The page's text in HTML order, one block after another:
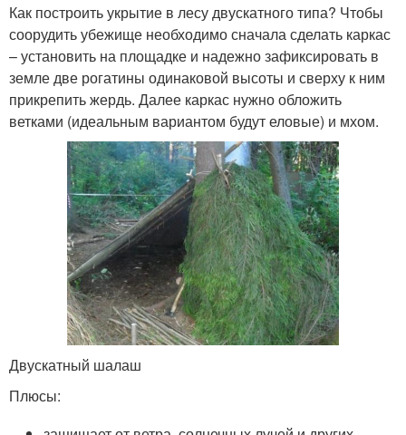
Как построить укрытие в лесу двускатного типа? Чтобы
соорудить убежище необходимо сначала сделать каркас
– установить на площадке и надежно зафиксировать в
земле две рогатины одинаковой высоты и сверху к ним
прикрепить жердь. Далее каркас нужно обложить
ветками (идеальным вариантом будут еловые) и мхом.
Двускатный шалаш
Плюсы: